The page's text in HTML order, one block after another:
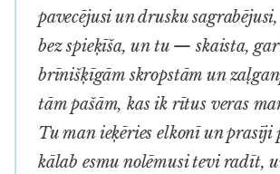
pavecējusi un drusku
bez spieķīša, un tu — skaista,
brīnišķīgām skropstām un
tām pašām, kas ik rītus veras
Tu man ieķēries elkonī un prasīji
kālab esmu nolēmusi tevi radīt,